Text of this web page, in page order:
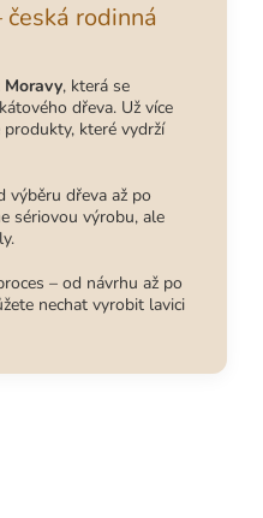
česká rodinná
, která se
dřeva. Už více
které vydrží
výběru dřeva až po
sériovou výrobu, ale
– od návrhu až po
nechat vyrobit lavici